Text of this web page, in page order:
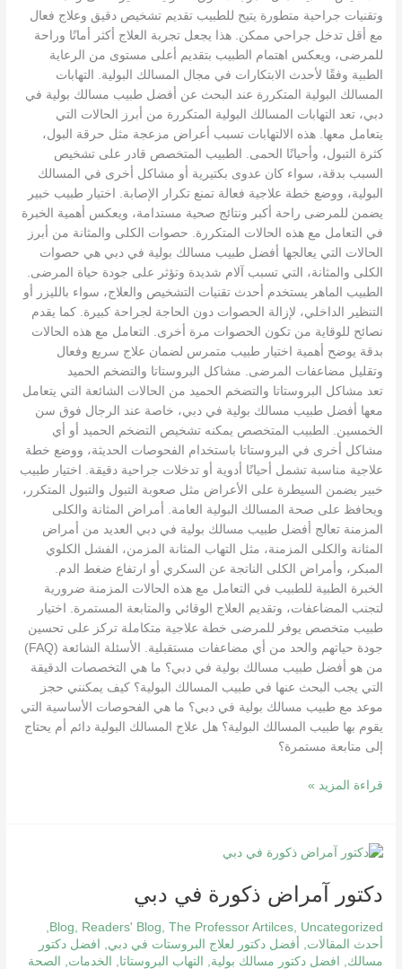
وتقنيات جراحية متطورة يتيح للطبيب تقديم تشخيص دقيق وعلاج فعال
مع أقل تدخل جراحي ممكن. هذا يجعل تجربة العلاج أكثر أمانًا وراحة
للمرضى، ويعكس اهتمام الطبيب بتقديم أعلى مستوى من الرعاية
الطبية وفقًا لأحدث الابتكارات في مجال المسالك البولية. التهابات
المسالك البولية المتكررة عند البحث عن أفضل طبيب مسالك بولية في
دبي، تعد التهابات المسالك البولية المتكررة من أبرز الحالات التي
يتعامل معها. هذه الالتهابات تسبب أعراض مزعجة مثل حرقة البول،
كثرة التبول، وأحيانًا الحمى. الطبيب المتخصص قادر على تشخيص
السبب بدقة، سواء كان عدوى بكتيرية أو مشاكل أخرى في المسالك
البولية، ووضع خطة علاجية فعالة تمنع تكرار الإصابة. اختيار طبيب خبير
يضمن للمرضى راحة أكبر ونتائج صحية مستدامة، ويعكس أهمية الخبرة
في التعامل مع هذه الحالات المتكررة. حصوات الكلى والمثانة من أبرز
الحالات التي يعالجها أفضل طبيب مسالك بولية في دبي هي حصوات
الكلى والمثانة، التي تسبب آلام شديدة وتؤثر على جودة حياة المرضى.
الطبيب الماهر يستخدم أحدث تقنيات التشخيص والعلاج، سواء بالليزر أو
التنظير الداخلي، لإزالة الحصوات دون الحاجة لجراحة كبيرة. كما يقدم
نصائح للوقاية من تكون الحصوات مرة أخرى. التعامل مع هذه الحالات
بدقة يوضح أهمية اختيار طبيب متمرس لضمان علاج سريع وفعال
وتقليل مضاعفات المرضى. مشاكل البروستاتا والتضخم الحميد
تعد مشاكل البروستاتا والتضخم الحميد من الحالات الشائعة التي يتعامل
معها أفضل طبيب مسالك بولية في دبي، خاصة عند الرجال فوق سن
الخمسين. الطبيب المتخصص يمكنه تشخيص التضخم الحميد أو أي
مشاكل أخرى في البروستاتا باستخدام الفحوصات الحديثة، ووضع خطة
علاجية مناسبة تشمل أحيانًا أدوية أو تدخلات جراحية دقيقة. اختيار طبيب
خبير يضمن السيطرة على الأعراض مثل صعوبة التبول والتبول المتكرر،
ويحافظ على صحة المسالك البولية العامة. أمراض المثانة والكلى
المزمنة تعالج أفضل طبيب مسالك بولية في دبي العديد من أمراض
المثانة والكلى المزمنة، مثل التهاب المثانة المزمن، الفشل الكلوي
المبكر، وأمراض الكلى الناتجة عن السكري أو ارتفاع ضغط الدم.
الخبرة الطبية للطبيب في التعامل مع هذه الحالات المزمنة ضرورية
لتجنب المضاعفات، وتقديم العلاج الوقائي والمتابعة المستمرة. اختيار
طبيب متخصص يوفر للمرضى خطة علاجية متكاملة تركز على تحسين
جودة حياتهم والحد من أي مضاعفات مستقبلية. الأسئلة الشائعة (FAQ)
من هو أفضل طبيب مسالك بولية في دبي؟ ما هي التخصصات الدقيقة
التي يجب البحث عنها في طبيب المسالك البولية؟ كيف يمكنني حجز
موعد مع طبيب مسالك بولية في دبي؟ ما هي الفحوصات الأساسية التي
يقوم بها طبيب المسالك البولية؟ هل علاج المسالك البولية دائم أم يحتاج
إلى متابعة مستمرة؟
قراءة المزيد »
دكتور آمراض ذكورة في دبي
Blog, Readers' Blog, The Professor Artilces, Uncategorized
,
أحدث المقالات, أفضل دكتور لعلاج البروستات في دبي,
افضل دكتور
مسالك, افضل دكتور مسالك بولية, التهاب البروستاتا, الخدمات,
الصحة
دكتور
ذكورة
دبي